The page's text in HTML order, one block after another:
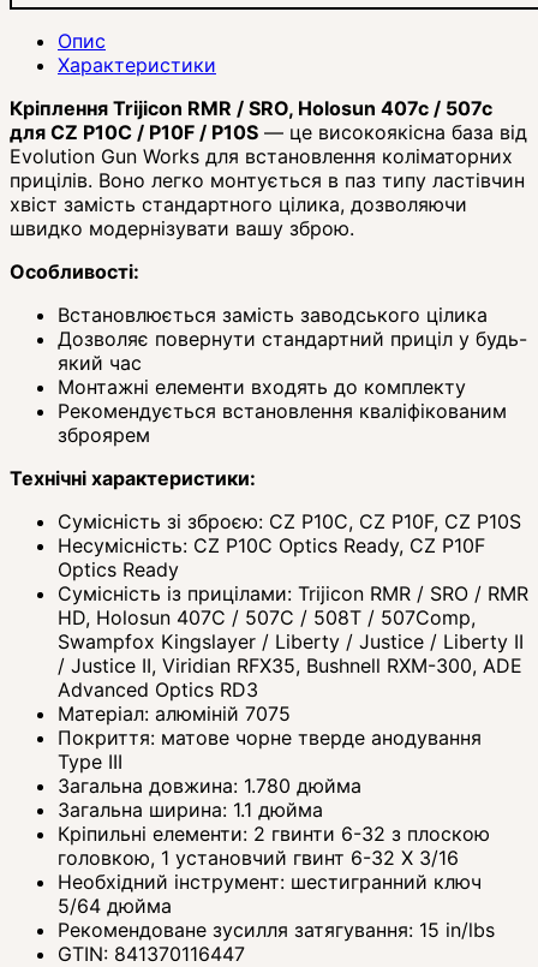
Опис
Характеристики
Кріплення Trijicon RMR / SRO, Holosun 407c / 507c
для CZ P10C / P10F / P10S — це високоякісна база від
Evolution Gun Works для встановлення коліматорних
прицілів. Воно легко монтується в паз типу ластівчин
хвіст замість стандартного цілика, дозволяючи
швидко модернізувати вашу зброю.
Особливості:
Встановлюється замість заводського цілика
Дозволяє повернути стандартний приціл у будь-
який час
Монтажні елементи входять до комплекту
Рекомендується встановлення кваліфікованим
зброярем
Технічні характеристики:
Сумісність зі зброєю: CZ P10C, CZ P10F, CZ P10S
Несумісність: CZ P10C Optics Ready, CZ P10F
Optics Ready
Сумісність із прицілами: Trijicon RMR / SRO / RMR
HD, Holosun 407C / 507C / 508T / 507Comp,
Swampfox Kingslayer / Liberty / Justice / Liberty II
/ Justice II, Viridian RFX35, Bushnell RXM-300, ADE
Advanced Optics RD3
Матеріал: алюміній 7075
Покриття: матове чорне тверде анодування
Type III
Загальна довжина: 1.780 дюйма
Загальна ширина: 1.1 дюйма
Кріпильні елементи: 2 гвинти 6-32 з плоскою
головкою, 1 установчий гвинт 6-32 X 3/16
Необхідний інструмент: шестигранний ключ
5/64 дюйма
Рекомендоване зусилля затягування: 15 in/lbs
GTIN: 841370116447